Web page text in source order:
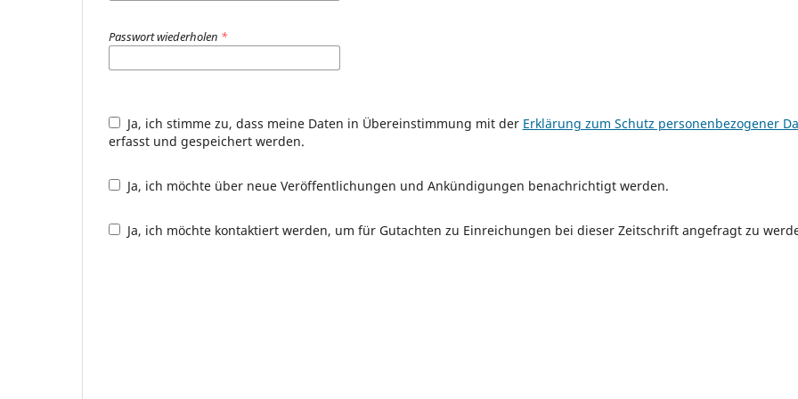
Passwort wiederholen *
Ja, ich stimme zu, dass meine Daten in Übereinstimmung mit der Erklärung zum Schutz personenbezogener
erfasst und gespeichert werden.
Ja, ich möchte über neue Veröffentlichungen und Ankündigungen benachrichtigt werden.
Ja, ich möchte kontaktiert werden, um für Gutachten zu Einreichungen bei dieser Zeitschrift angefragt zu